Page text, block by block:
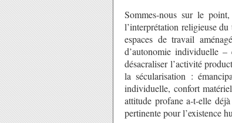
Sommes-nous sur le
l’interprétation religieuse
espaces de travail
d’autonomie individuelle –
désacraliser l’activité
la sécularisation :
individuelle, confort
attitude profane a-t-elle
pertinente pour l’existence